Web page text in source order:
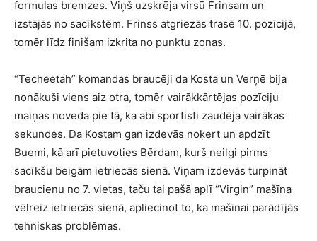
formulas bremzes. Viņš uzskrēja virsū Frinsam un
izstājās no sacīkstēm. Frinss atgriezās trasē 10. pozīcijā,
tomēr līdz finišam izkrita no punktu zonas.
“Techeetah” komandas braucēji da Kosta un Verņē bija
nonākuši viens aiz otra, tomēr vairākkārtējas pozīciju
maiņas noveda pie tā, ka abi sportisti zaudēja vairākas
sekundes. Da Kostam gan izdevās noķert un apdzīt
Buemi, kā arī pietuvoties Bērdam, kurš neilgi pirms
sacīkšu beigām ietriecās sienā. Viņam izdevās turpināt
braucienu no 7. vietas, taču tai pašā aplī “Virgin” mašīna
vēlreiz ietriecās sienā, apliecinot to, ka mašīnai parādījās
tehniskas problēmas.